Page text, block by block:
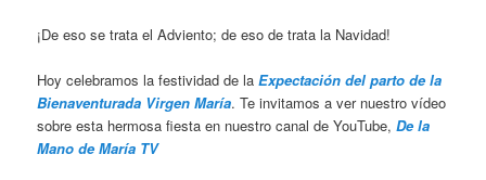
¡De eso se trata el Adviento; de eso de trata la Navidad!
Hoy celebramos la festividad de laExpectación del parto de la
Bienaventurada Virgen María. Te invitamos a ver nuestro vídeo
sobre esta hermosa fiesta en nuestro canal de YouTube,De la
Mano de María TV